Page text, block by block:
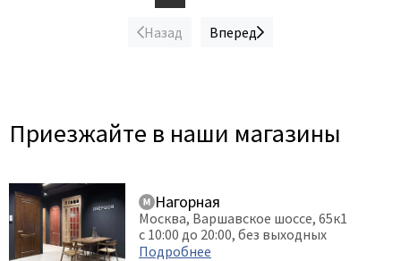
Назад Вперед
Приезжайте в наши магазины
Нагорная
Москва, Варшавское шоссе, 65к1
с 10:00 до 20:00, без выходных
Подробнее